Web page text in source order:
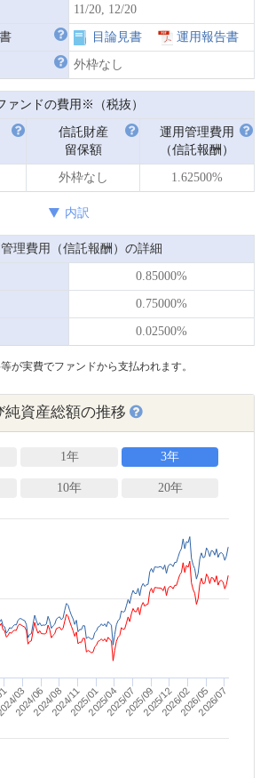
11/20, 12/20
目論見書 運用報告書
外枠なし
ァンドの費用※（税抜）
信託財産
留保額
運用管理費用
（信託報酬）
外枠なし 1.62500%
内訳
理費用（信託報酬）の詳細
0.85000%
0.75000%
0.02500%
が実費でファンドから支払われます。
純資産総額の推移
1年 3年
10年 20年
2025/07
03
2024/062024/082024/112025/012025/042025/092025/122026/022026/052026/07